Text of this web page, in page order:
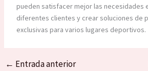
pueden satisfacer mejor las necesidades
diferentes clientes y crear soluciones de
exclusivas para varios lugares deportivos.
← Entrada anterior